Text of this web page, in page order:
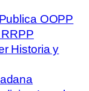
OOPP
Historia y